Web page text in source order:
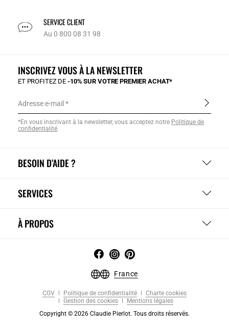
SERVICE CLIENT
Au 0 800 08 31 98
BESOIN D’AIDE ?
SERVICES
À PROPOS
INSCRIVEZ VOUS À LA NEWSLETTER
ET PROFITEZ DE-10% SUR VOTRE PREMIER ACHAT*
Adresse e-mail
*En vous inscrivant à la newsletter, vous acceptez notre Politique de
confidentialité.
France
CGV Politique de confidentialité
Charte cookies
Gestion des cookies
Mentions légales
Copyright © 2026 Claudie Pierlot. Tous droits réservés.